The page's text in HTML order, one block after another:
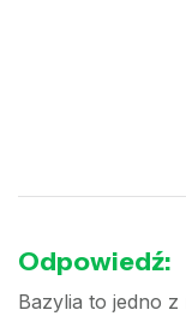
Odpowiedź:
Bazylia to jedno z